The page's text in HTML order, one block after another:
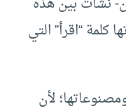
كلمة “اقرأ” التي
لأن